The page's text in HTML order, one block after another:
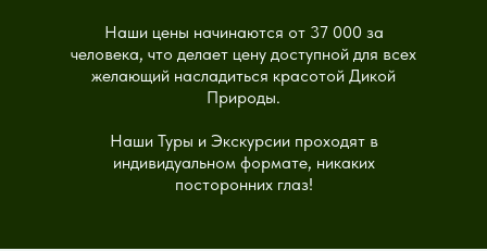
Наши цены начинаются от 37 000 за
человека, что делает цену доступной для всех
желающий насладиться красотой Дикой
Природы.
Наши Туры и Экскурсии проходят в
индивидуальном формате, никаких
посторонних глаз!